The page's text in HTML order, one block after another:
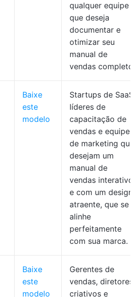
qualquer equipe
que deseja
documentar e
otimizar seu
manual de
vendas completo.
Baixe
este
modelo
Startups de SaaS,
líderes de
capacitação de
vendas e equipes
de marketing que
desejam um
manual de
vendas interativo
e com um design
atraente, que se
alinhe
perfeitamente
com sua marca.
Baixe
este
modelo
Gerentes de
vendas, diretores
criativos e